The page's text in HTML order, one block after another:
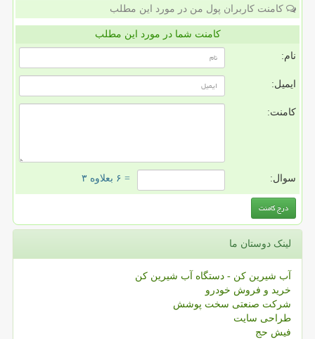
کامنت کاربران پول من در مورد این مطلب
کامنت شما در مورد این مطلب
نام:
ایمیل:
کامنت:
سوال: = ۶ بعلاوه ۳
لینک دوستان ما
آب شیرین کن - دستگاه آب شیرین کن
خرید و فروش خودرو
شرکت صنعتی سخت پوشش
طراحی سایت
فیش حج